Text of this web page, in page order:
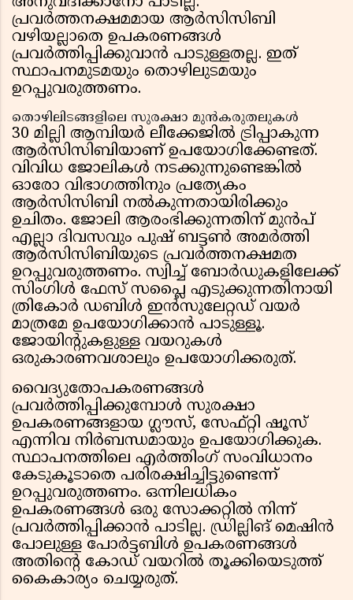
പ്രവർത്തനക്ഷമമായ ആർസിസിബി
വഴിയല്ലാതെ ഉപകരണങ്ങൾ
പ്രവർത്തിപ്പിക്കുവാൻ പാടുള്ളതല്ല. ഇത്
സ്ഥാപനമുടമയും തൊഴിലുടമയും
ഉറപ്പുവരുത്തണം.
തൊഴിലിടങ്ങളിലെ സുരക്ഷാ മുൻകരുതലുകൾ
30 മില്ലി ആമ്പിയർ ലീക്കേജിൽ ട്രിപ്പാകുന്ന
ആർസിസിബിയാണ് ഉപയോഗിക്കേണ്ടത്.
വിവിധ ജോലികൾ നടക്കുന്നുണ്ടെങ്കിൽ
ഓരോ വിഭാഗത്തിനും പ്രത്യേകം
ആർസിസിബി നൽകുന്നതായിരിക്കും
ഉചിതം. ജോലി ആരംഭിക്കുന്നതിന് മുൻപ്
എല്ലാ ദിവസവും പുഷ് ബട്ടൺ അമർത്തി
ആർസിസിബിയുടെ പ്രവർത്തനക്ഷമത
ഉറപ്പുവരുത്തണം. സ്വിച്ച് ബോർഡുകളിലേക്ക്
സിംഗിൾ ഫേസ് സപ്ലൈ എടുക്കുന്നതിനായി
ത്രികോർ ഡബിൾ ഇൻസുലേറ്റഡ് വയർ
മാത്രമേ ഉപയോഗിക്കാൻ പാടുള്ളൂ.
ജോയിന്റുകളുള്ള വയറുകൾ
ഒരുകാരണവശാലും ഉപയോഗിക്കരുത്.
വൈദ്യുതോപകരണങ്ങൾ
പ്രവർത്തിപ്പിക്കുമ്പോൾ സുരക്ഷാ
ഉപകരണങ്ങളായ ഗ്ലൗസ്, സേഫ്റ്റി ഷൂസ്
എന്നിവ നിർബന്ധമായും ഉപയോഗിക്കുക.
സ്ഥാപനത്തിലെ എർത്തിംഗ് സംവിധാനം
കേടുകൂടാതെ പരിരക്ഷിച്ചിട്ടുണ്ടെന്ന്
ഉറപ്പുവരുത്തണം. ഒന്നിലധികം
ഉപകരണങ്ങൾ ഒരു സോക്കറ്റിൽ നിന്ന്
പ്രവർത്തിപ്പിക്കാൻ പാടില്ല. ഡ്രില്ലിങ് മെഷിൻ
പോലുള്ള പോർട്ടബിൾ ഉപകരണങ്ങൾ
അതിന്റെ കോഡ് വയറിൽ തൂക്കിയെടുത്ത്
കൈകാര്യം ചെയ്യരുത്.